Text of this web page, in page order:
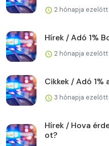
2 hónapja ezelőtt
Hírek / Adó 1%
2 hónapja ezelőtt
Cikkek / Adó 1%
3 hónapja ezelőtt
Hírek / Hova
ot?